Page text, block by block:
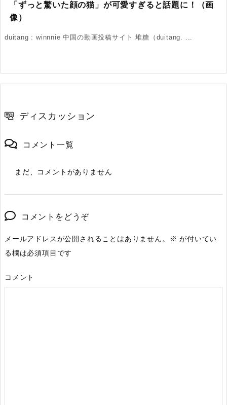
「ずっと驚いた顔の猫」が可愛すぎると話題に！（画
像）
duitang : winnnie 中国の動画投稿サイト 堆糖（duitang. ...
ディスカッション
コメント一覧
まだ、コメントがありません
コメントをどうぞ
メールアドレスが公開されることはありません。 ※ が付いてい
る欄は必須項目です
コメント